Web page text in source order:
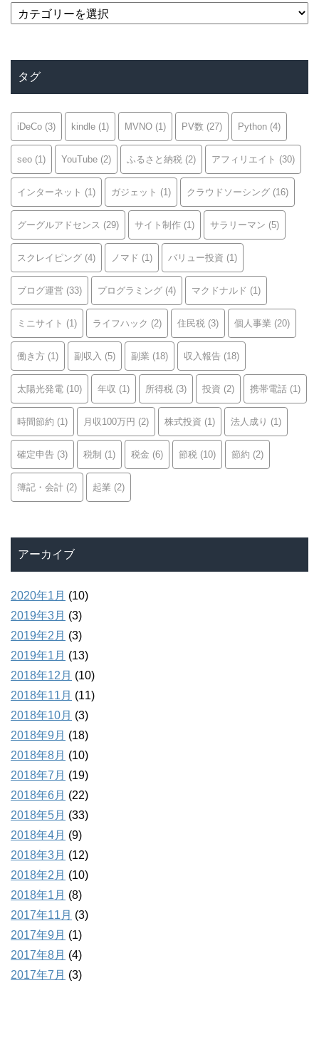
カ
タグ
iDeCo (3) kindle (1) MVNO (1) PV数 (27) Python (4)
seo (1) YouTube (2) ふるさと納税 (2) アフィリエイト (30)
インターネット (1) ガジェット (1) クラウドソーシング (16)
グーグルアドセンス (29) サイト制作 (1) サラリーマン (5)
スクレイピング (4) ノマド (1) バリュー投資 (1)
ブログ運営 (33) プログラミング (4) マクドナルド (1)
ミニサイト (1) ライフハック (2) 住民税 (3) 個人事業 (20)
働き方 (1) 副収入 (5) 副業 (18) 収入報告 (18)
太陽光発電 (10) 年収 (1) 所得税 (3) 投資 (2) 携帯電話 (1)
時間節約 (1) 月収100万円 (2) 株式投資 (1) 法人成り (1)
確定申告 (3) 税制 (1) 税金 (6) 節税 (10) 節約 (2)
簿記・会計 (2) 起業 (2)
アーカイブ
2020年1月 (10)
2019年3月 (3)
2019年2月 (3)
2019年1月 (13)
2018年12月 (10)
2018年11月 (11)
2018年10月 (3)
2018年9月 (18)
2018年8月 (10)
2018年7月 (19)
2018年6月 (22)
2018年5月 (33)
2018年4月 (9)
2018年3月 (12)
2018年2月 (10)
2018年1月 (8)
2017年11月 (3)
2017年9月 (1)
2017年8月 (4)
2017年7月 (3)